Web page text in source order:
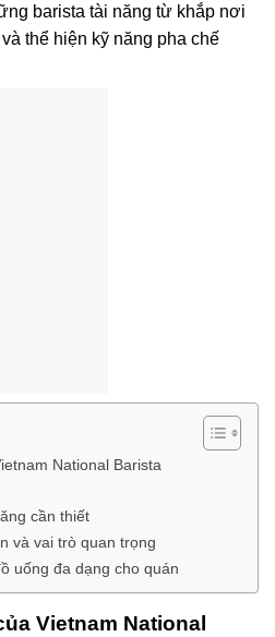
barista tài năng từ khắp nơi
thể hiện kỹ năng pha chế
National Barista
cần thiết
và vai trò quan trọng
uống đa dạng cho quán
Vietnam National